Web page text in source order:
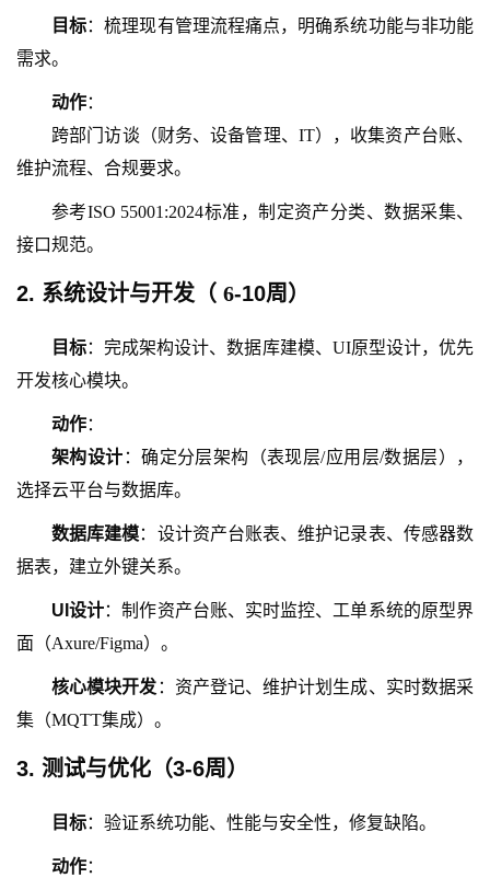
目标：梳理现有管理流程痛点，明确系统功能与非功能
需求。
动作：
跨部门访谈（财务、设备管理、 IT），收集资产台账、
维护流程、合规要求。
参考ISO 55001:2024标准，制定资产分类、数据采集、
接口规范。
2. 系统设计与开发（ 6-10周 ）
目标：完成架构设计、数据库建模、 UI原型设计，优先
开发核心模块。
动作：
架构设计 ：确定分层架构（表现层/应用层/数据层），
选择云平台与数据库。
数据库建模：设计资产台账表、维护记录表、传感器数
据表，建立外键关系。
UI设计：制作资产台账、实时监控、工单系统的原型界
面（Axure/Figma）。
核心模块开发 ：资产登记、维护计划生成、实时数据采
集（MQTT集成）。
3. 测试与优化（3-6周 ）
目标：验证系统功能、性能与安全性，修复缺陷。
动作：